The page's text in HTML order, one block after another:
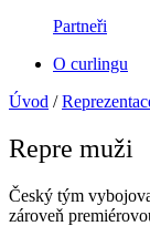
Partneři
O curlingu
Úvod /
Repre muži
Český tým
zároveň